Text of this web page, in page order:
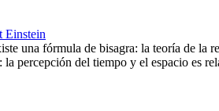
Einstein
una fórmula de bisagra: la teoría de la
percepción del tiempo y el espacio es